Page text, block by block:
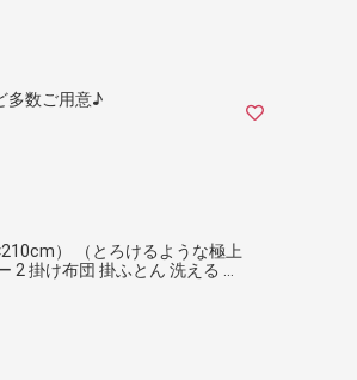
多数ご用意♪
） （とろけるような極上
2 掛け布団 掛ふとん 洗える 日